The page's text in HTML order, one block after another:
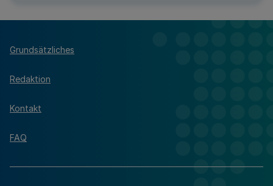
Grundsätzliches
Redaktion
Kontakt
FAQ